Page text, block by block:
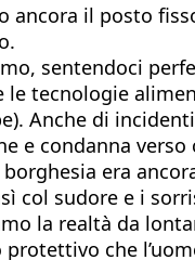
il posto
sentendoci
tecnologie
Anche di
condanna verso
era
col sudore e i
la realtà da
che